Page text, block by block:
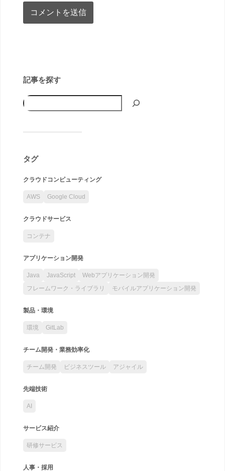
記事を探す
タグ
クラウドコンピューティング
AWS Google Cloud
クラウドサービス
コンテナ
アプリケーション開発
Java JavaScript
Webアプリケーション開発
フレームワーク・ライブラリ
モバイルアプリケーション開発
製品・環境
環境 GitLab
チーム開発・業務効率化
チーム開発 ビジネスツール アジャイル
先端技術
AI
サービス紹介
研修サービス
人事・採用